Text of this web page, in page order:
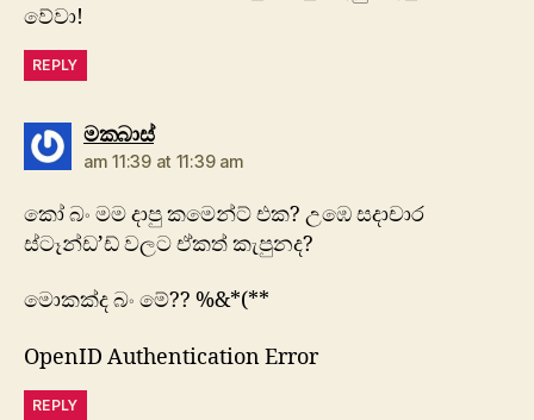
වේවා!
REPLY
මකබාස්says:
am 11:39 at 11:39 am
කෝ බං මම දාපු කමෙන්ට් එක? උඹෙ සදාචාර
ස්ටෑන්ඩ’ඩ් වලට ඒකත් කැපුනද?
මොකක්ද බං මේ?? %&*(**
OpenID Authentication Error
REPLY